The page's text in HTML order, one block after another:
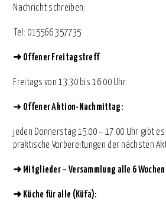
Nachricht schreiben:
⁨Tel: 015566 357735
➜ Offener Freitagstreff
Freitags von 13.30 bis 16.00 Uhr
➜ Offener Aktion-Nachmittag:
jeden Donnerstag 15.00 – 17.00 Uhr gibt es
praktische Vorbereitungen der nächsten
➜ Mitglieder – Versammlung alle 6 Wochen
➜ Küche für alle (Küfa):